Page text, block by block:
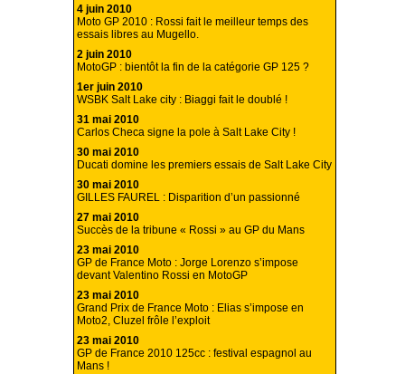
4 juin 2010
Moto GP 2010 : Rossi fait le meilleur temps des
essais libres au Mugello.
2 juin 2010
MotoGP : bientôt la fin de la catégorie GP 125 ?
1er juin 2010
WSBK Salt Lake city : Biaggi fait le doublé !
31 mai 2010
Carlos Checa signe la pole à Salt Lake City !
30 mai 2010
Ducati domine les premiers essais de Salt Lake City
30 mai 2010
GILLES FAUREL : Disparition d’un passionné
27 mai 2010
Succès de la tribune « Rossi » au GP du Mans
23 mai 2010
GP de France Moto : Jorge Lorenzo s’impose
devant Valentino Rossi en MotoGP
23 mai 2010
Grand Prix de France Moto : Elias s’impose en
Moto2, Cluzel frôle l’exploit
23 mai 2010
GP de France 2010 125cc : festival espagnol au
Mans !